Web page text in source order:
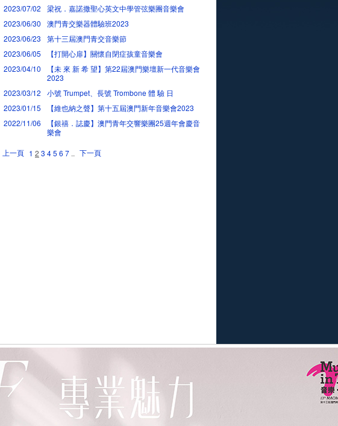
2023/07/02
梁祝．嘉諾撒聖心英文中學管弦樂團音樂會
2023/06/30
澳門青交樂器體驗班2023
2023/06/23
第十三屆澳門青交音樂節
2023/06/05
【打開心扉】關懷自閉症孩童音樂會
2023/04/10
【未 來 新 希 望】第22屆澳門樂壇新一代音樂會
2023
2023/03/12
小號 Trumpet、長號 Trombone 體 驗 日
2023/01/15
【維也納之聲】第十五屆澳門新年音樂會2023
2022/11/06
【銀禧．誌慶】澳門青年交響樂團25週年會慶音
樂會
上一頁 1 2 3 45 6 7 .. 下一頁